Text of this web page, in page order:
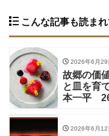
こんな記事も読ま
2026年6月29
故郷の価
と皿を育
本一
2026年6月12